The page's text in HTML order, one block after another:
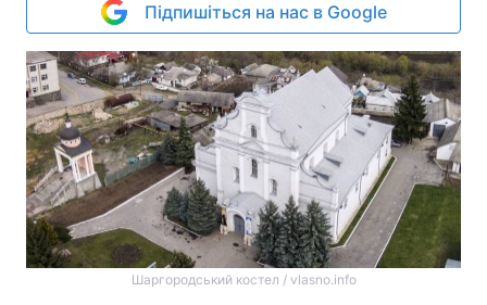
Підпишіться на нас в Google
Шаргородський костел / vlasno.info